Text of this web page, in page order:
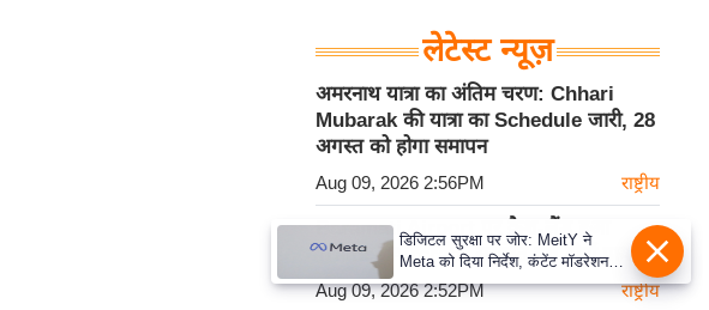
लेटेस्ट न्यूज़
अमरनाथ यात्रा का अंतिम चरण: Chhari
Mubarak की यात्रा का Schedule जारी, 28
अगस्त को होगा समापन
Aug 09, 2026 2:56PM राष्ट्रीय
Baramati Airport पर क्रैश-लैंड हुआ
Trainee Aircraft, सुरक्षित बचे दोनों पायलट
Aug 09, 2026 2:52PM राष्ट्रीय
डिजिटल सुरक्षा पर जोर: MeitY ने
Meta को दिया निर्देश, कंटेंट मॉडरेशन
मजबूत करे